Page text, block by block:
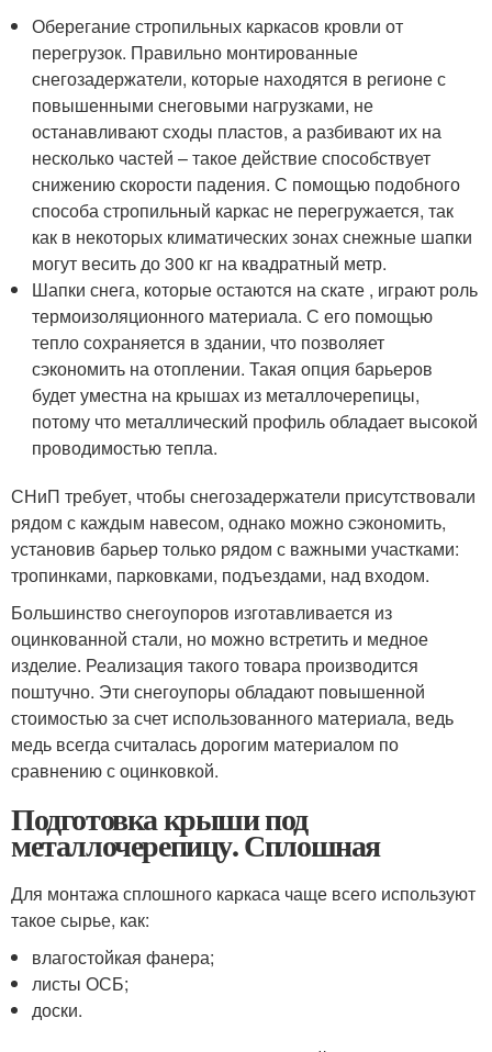
Оберегание стропильных каркасов кровли от
перегрузок. Правильно монтированные
снегозадержатели, которые находятся в регионе с
повышенными снеговыми нагрузками, не
останавливают сходы пластов, а разбивают их на
несколько частей – такое действие способствует
снижению скорости падения. С помощью подобного
способа стропильный каркас не перегружается, так
как в некоторых климатических зонах снежные шапки
могут весить до 300 кг на квадратный метр.
Шапки снега, которые остаются на скате , играют роль
термоизоляционного материала. С его помощью
тепло сохраняется в здании, что позволяет
сэкономить на отоплении. Такая опция барьеров
будет уместна на крышах из металлочерепицы,
потому что металлический профиль обладает высокой
проводимостью тепла.
СНиП требует, чтобы снегозадержатели присутствовали
рядом с каждым навесом, однако можно сэкономить,
установив барьер только рядом с важными участками:
тропинками, парковками, подъездами, над входом.
Большинство снегоупоров изготавливается из
оцинкованной стали, но можно встретить и медное
изделие. Реализация такого товара производится
поштучно. Эти снегоупоры обладают повышенной
стоимостью за счет использованного материала, ведь
медь всегда считалась дорогим материалом по
сравнению с оцинковкой.
Подготовка крыши под
металлочерепицу. Сплошная
Для монтажа сплошного каркаса чаще всего используют
такое сырье, как:
влагостойкая фанера;
листы ОСБ;
доски.